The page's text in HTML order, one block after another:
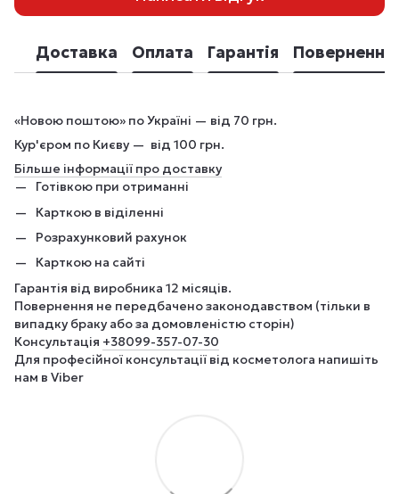
Доставка Оплата Гарантія Повернення
«Новою поштою» по Україні — від 70 грн.
Кур'єром по Києву — від 100 грн.
Більше інформації про доставку
Готівкою при отриманні
Карткою в віділенні
Розрахунковий рахунок
Карткою на сайті
Гарантія від виробника 12 місяців.
Повернення не передбачено законодавством (тільки в
випадку браку або за домовленістю сторін)
Консультація +38099-357-07-30
Для професійної консультації від косметолога напишіть
нам в Viber